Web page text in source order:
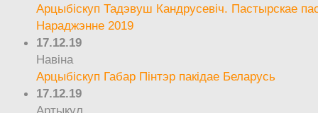
Арцыбіскуп Тадэвуш Кандрусевіч. Пастырскае
Нараджэнне 2019
17.12.19
Навіна
Арцыбіскуп Габар Пінтэр пакідае Беларусь
17.12.19
Артыкул